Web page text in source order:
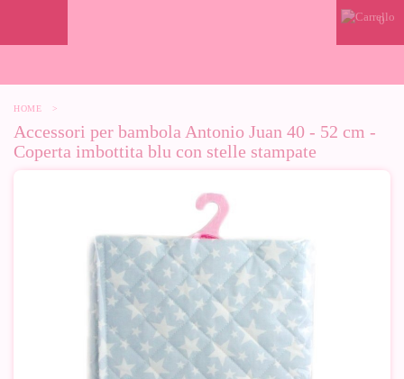
0
HOME >
Accessori per bambola Antonio Juan 40 - 52 cm -
Coperta imbottita blu con stelle stampate